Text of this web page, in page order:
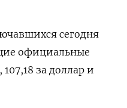
сегодня
официальные
за доллар и